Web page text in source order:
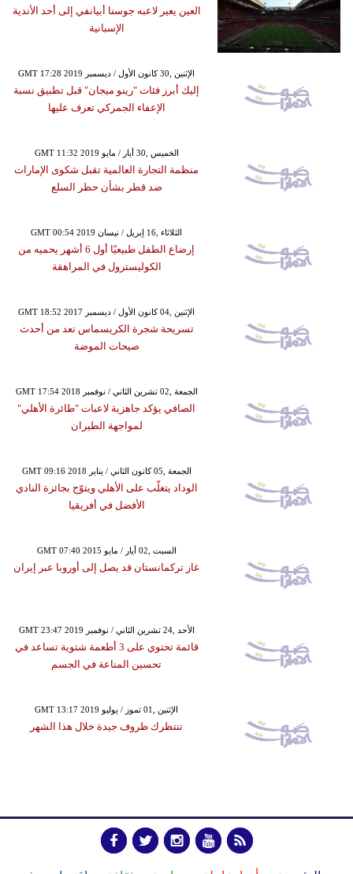
العين يعير لاعبه جوسنا أبيانفي إلى أحد الأندية
الإسبانية
GMT 17:28 2019 الإثنين ,30 كانون الأول / ديسمبر
إليك أبرز فئات "رينو ميجان" قبل تطبيق نسبة
الإعفاء الجمركي تعرف عليها
GMT 11:32 2019 الخميس ,30 أيار / مايو
منظمة التجارة العالمية تقبل شكوى الإمارات
ضد قطر بشأن حظر السلع
GMT 00:54 2019 الثلاثاء ,16 إبريل / نيسان
إرضاع الطفل طبيعيًا أول 6 أشهر يحميه من
الكوليسترول في المراهقة
GMT 18:52 2017 الإثنين ,04 كانون الأول / ديسمبر
تسريحة شجرة الكريسماس تعد من أحدث
صيحات الموضة
GMT 17:54 2018 الجمعة ,02 تشرين الثاني / نوفمبر
الصافي يؤكد جاهزية لاعبات "طائرة الأهلي"
لمواجهة الطيران
GMT 09:16 2018 الجمعة ,05 كانون الثاني / يناير
الوداد يتغلّب على الأهلي ويتوّج بجائزة النادي
الأفضل في أفريقيا
GMT 07:40 2015 السبت ,02 أيار / مايو
غاز تركمانستان قد يصل إلى أوروبا عبر إيران
GMT 23:47 2019 الأحد ,24 تشرين الثاني / نوفمبر
قائمة تحتوي على 3 أطعمة شتوية تساعد في
تحسين المناعة في الجسم
GMT 13:17 2019 الإثنين ,01 تموز / يوليو
تنتظرك ظروف جيدة خلال هذا الشهر